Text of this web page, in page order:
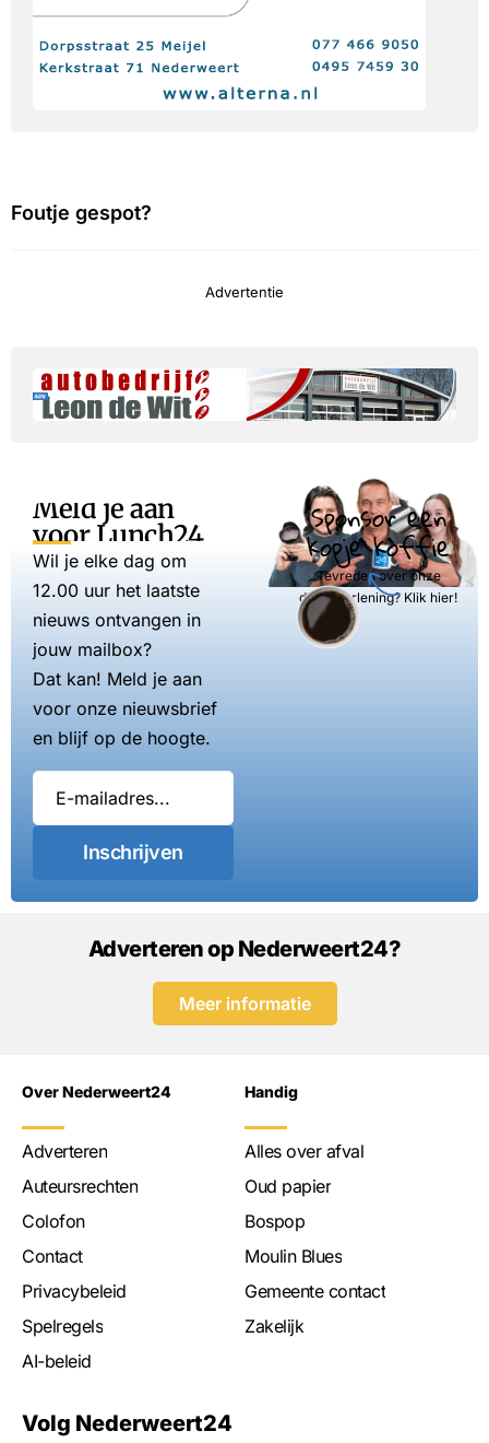
Foutje gespot?
Advertentie
Meld je aan
voor Lunch24
Wil je elke dag om
12.00 uur het laatste
nieuws ontvangen in
jouw mailbox?
Dat kan! Meld je aan
voor onze nieuwsbrief
en blijf op de hoogte.
Inschrijven
Sponsor een
kopje koffie
Tevreden over onze
dienstverlening? Klik hier!
Adverteren op Nederweert24?
Meer informatie
Over Nederweert24
Adverteren
Auteursrechten
Colofon
Contact
Privacybeleid
Spelregels
AI-beleid
Handig
Alles over afval
Oud papier
Bospop
Moulin Blues
Gemeente contact
Zakelijk
Volg Nederweert24